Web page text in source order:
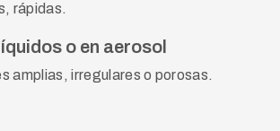
rápidas.
o en aerosol
amplias, irregulares o porosas.